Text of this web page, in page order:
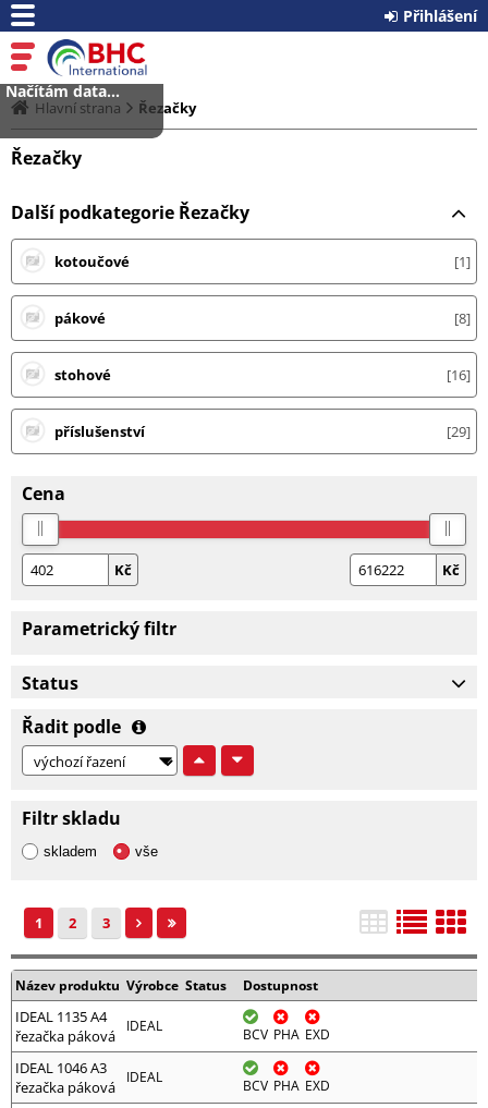
Přihlášení
Hlavní strana Řezačky
Řezačky
Další podkategorie Řezačky
kotoučové 1
pákové 8
stohové 16
příslušenství 29
Cena
Kč Kč
Parametrický filtr
Status
Řadit podle
Filtr skladu
skladem vše
1 2 3
Název produktu Výrobce Status Dostupnost
IDEAL 1135 A4
řezačka páková
IDEAL BCV PHA EXD
IDEAL 1046 A3
řezačka páková
IDEAL BCV PHA EXD
Načítám data...